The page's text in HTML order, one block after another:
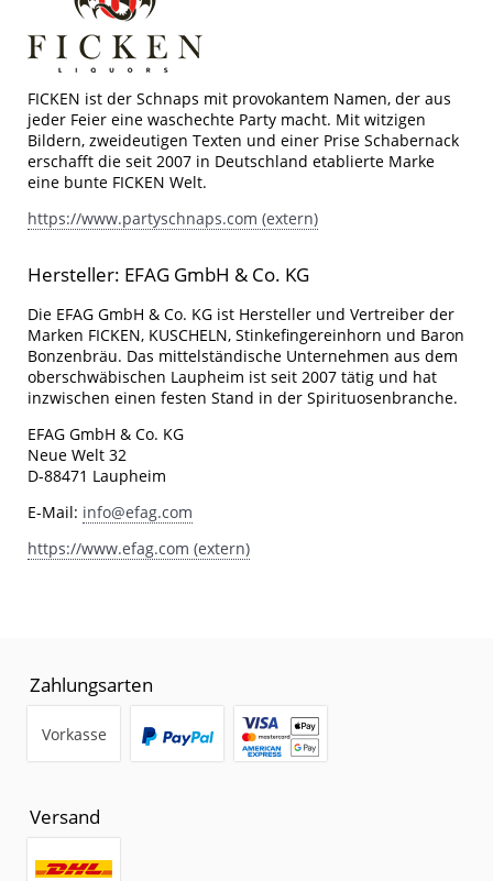
FICKEN ist der Schnaps mit provokantem Namen, der aus
jeder Feier eine waschechte Party macht. Mit witzigen
Bildern, zweideutigen Texten und einer Prise Schabernack
erschafft die seit 2007 in Deutschland etablierte Marke
eine bunte FICKEN Welt.
https://www.partyschnaps.com (extern)
Hersteller: EFAG GmbH & Co. KG
Die EFAG GmbH & Co. KG ist Hersteller und Vertreiber der
Marken FICKEN, KUSCHELN, Stinkefingereinhorn und Baron
Bonzenbräu. Das mittelständische Unternehmen aus dem
oberschwäbischen Laupheim ist seit 2007 tätig und hat
inzwischen einen festen Stand in der Spirituosenbranche.
EFAG GmbH & Co. KG
Neue Welt 32
D-88471 Laupheim
E-Mail: info@efag.com
https://www.efag.com (extern)
Zahlungsarten
Vorkasse
Versand